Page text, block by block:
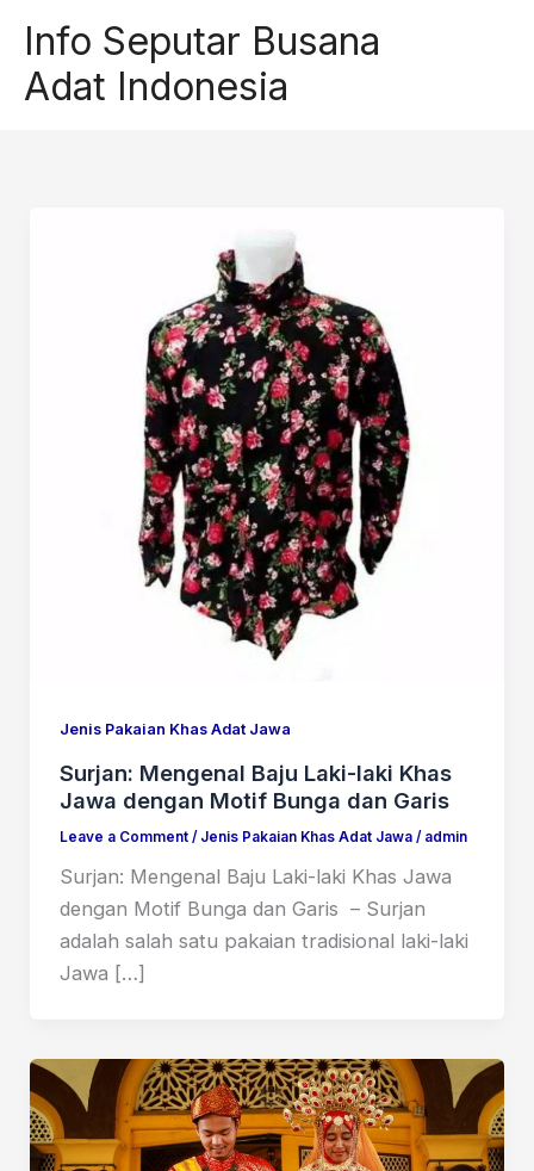
content
Info Seputar Busana
Adat Indonesia
Jenis Pakaian Khas Adat Jawa
Surjan: Mengenal Baju Laki-laki Khas
Jawa dengan Motif Bunga dan Garis
Leave a Comment / Jenis Pakaian Khas Adat Jawa/ admin
Surjan: Mengenal Baju Laki-laki Khas Jawa
dengan Motif Bunga dan Garis – Surjan
adalah salah satu pakaian tradisional laki-laki
Jawa […]